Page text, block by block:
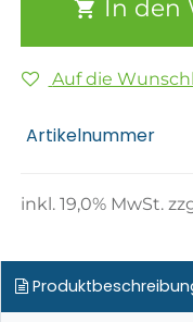
In den
Auf die
Artikelnummer
inkl.19,0% MwSt.